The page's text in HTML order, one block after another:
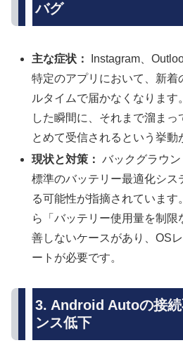
バグ
主な症状：
Instagram、
特定のアプリにおいて、新着
ルタイムで届かなくなります
した瞬間に、それまで溜まっ
とめて受信されるという挙動
現状と対策： バックグラウ
標準のバッテリー最適化シス
る可能性が指摘されていま
ら「バッテリー使用量を制限
善しないケースがあり、OS
ートが必要です。
3. Android Autoの接
ンス低下